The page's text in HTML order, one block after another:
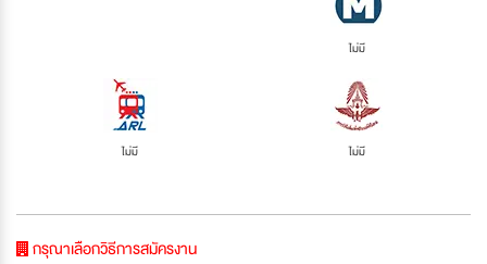
ไม่มี
ไม่มี ไม่มี
กรุณาเลือกวิธีการสมัครงาน